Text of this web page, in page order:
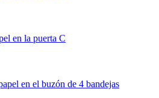
en la puerta C
en el buzón de 4 bandejas